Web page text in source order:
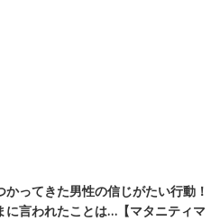
かってきた男性の信じがたい行動！
に言われたことは…【マタニティマ